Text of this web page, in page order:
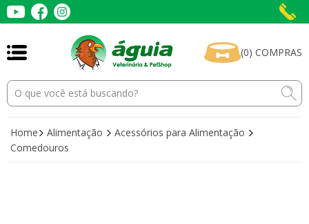
(0) COMPRAS
Home Alimentação
Acessórios para Alimentação
Comedouros